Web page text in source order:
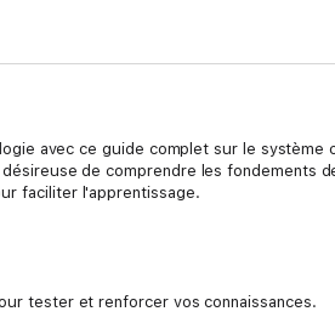
avec ce guide complet sur le système
de comprendre les fondements
faciliter l'apprentissage.
tester et renforcer vos connaissances.